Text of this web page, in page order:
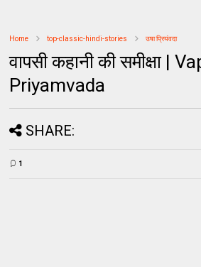
Home top-classic-hindi-stories उषा प्रियंवदा
वापसी कहानी की समीक्षा |
Priyamvada
SHARE:
1